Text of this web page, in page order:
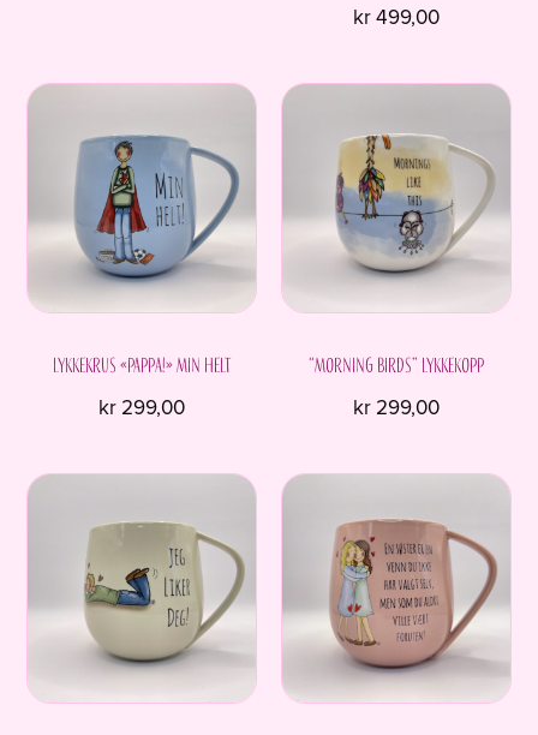
kr499,00
produktet
flere
varianter.
Alternativene
kan
velges
på
Lykkekrus «Pappa!» Min helt
kr 299,00
“Morning birds” Lykkekopp
kr299,00